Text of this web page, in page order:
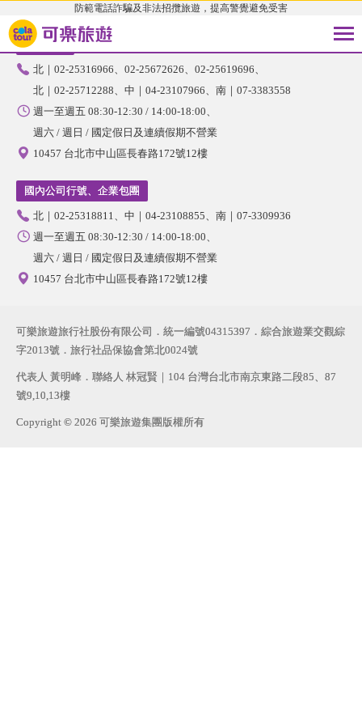
防範電話詐騙及非法招攬旅遊，提高警覺避免受害
國內旅遊
北｜02-25316966 02-25672626
02-25619696
北｜02-25712288
中｜04-23107966
南｜07-3383558
週一至週五 08:30-12:30 / 14:00-18:00
週六 / 週日 / 國定假日及連續假期不營業
10457 台北市中山區長春路172號12樓
國內公司行號、企業包團
北｜02-25318811 中｜04-23108855
南｜07-3309936
週一至週五 08:30-12:30 / 14:00-18:00
週六 / 週日 / 國定假日及連續假期不營業
10457 台北市中山區長春路172號12樓
可樂旅遊旅行社股份有限公司．統一編號04315397．綜合旅遊業交觀綜
字2013號．旅行社品保協會第北0024號
代表人 黃明峰．聯絡人 林冠賢｜104 台灣台北市南京東路二段85、87
號9,10,13樓
Copyright © 2026 可樂旅遊集團版權所有